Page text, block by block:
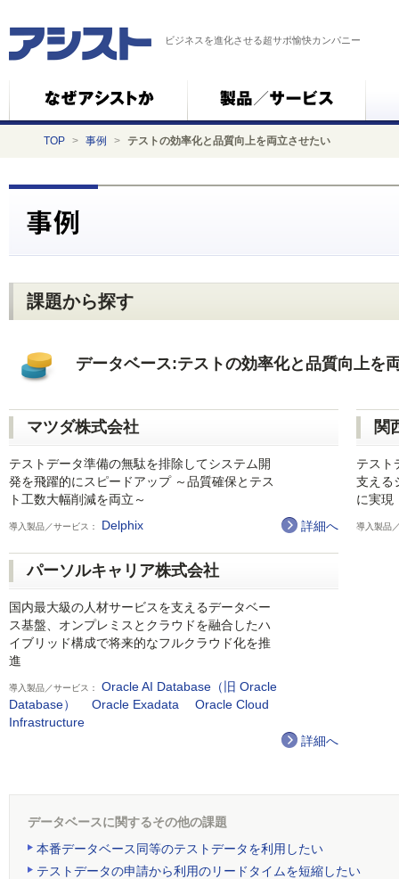
ビジネスを進化させる超サポ愉快カンパニー
TOP > 事例 > テストの効率化と品質向上を両立させたい
課題から探す
データベース:テストの効率化と品質向上を
マツダ株式会社
テストデータ準備の無駄を排除してシステム開
発を飛躍的にスピードアップ ～品質確保とテス
ト工数大幅削減を両立～
導入製品／サービス： Delphix 詳細へ
関
テスト
支える
に実現
導入製品
パーソルキャリア株式会社
国内最大級の人材サービスを支えるデータベー
ス基盤、オンプレミスとクラウドを融合したハ
イブリッド構成で将来的なフルクラウド化を推
進
導入製品／サービス：
Oracle AI Database（旧 Oracle
Database）
Oracle Exadata
Oracle Cloud
Infrastructure
詳細へ
データベースに関するその他の課題
本番データベース同等のテストデータを利用したい
テストデータの申請から利用のリードタイムを短縮したい